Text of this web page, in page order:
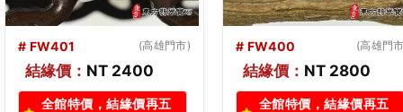
# FW399 (高雄門市)
結緣價： NT 2200
全館特價，結緣價再五
# FW398 (高雄門
結緣價： NT 1980
全館特價，結緣價再五